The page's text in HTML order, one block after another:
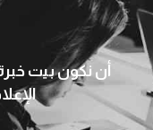
آمنا بالإنسان
كان ومهما كانت
انطلقنا من
الغالب، وأن السر
أن نكون بيت